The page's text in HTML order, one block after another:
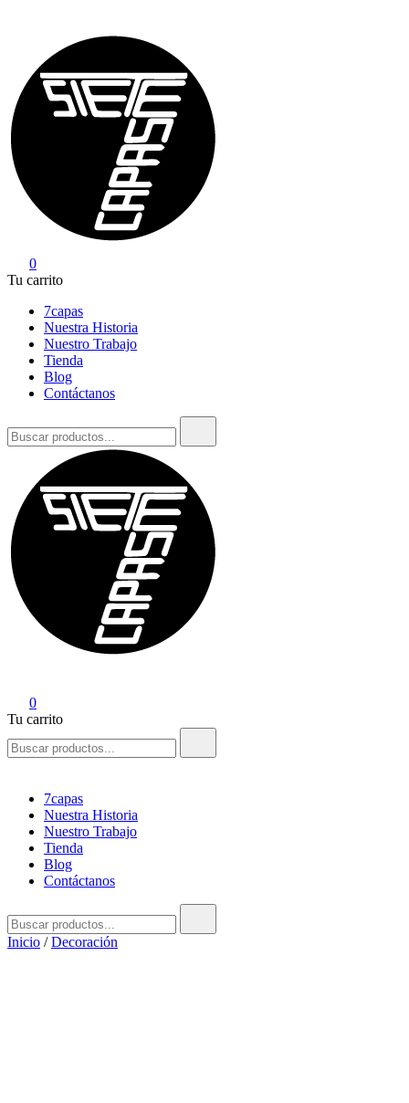
contenido
7Capas
0
Tu carrito
7capas
Nuestra Historia
Nuestro Trabajo
Tienda
Blog
Contáctanos
0
Tu carrito
7capas
Nuestra Historia
Nuestro Trabajo
Tienda
Blog
Contáctanos
Inicio /Decoración